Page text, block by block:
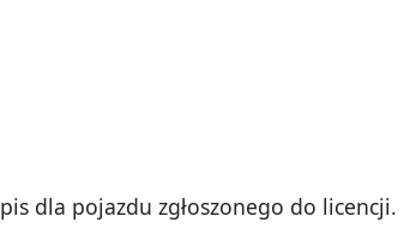
dla pojazdu zgłoszonego do licencji.